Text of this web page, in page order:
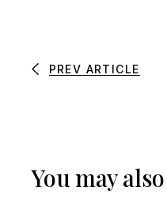
PREV ARTICLE
You may